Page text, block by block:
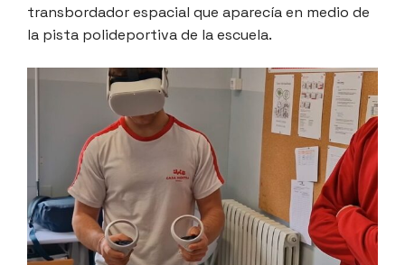
transbordador espacial que aparecía en medio de
la pista polideportiva de la escuela.